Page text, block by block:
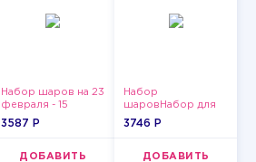
Набор шаров на 23
февраля - 15
3587 P
ДОБАВИТЬ
Набор
шаровНабор для
мужчин-3
3746 P
ДОБАВИТЬ